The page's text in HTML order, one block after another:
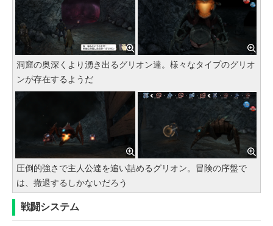
洞窟の奥深くより湧き出るグリオン達。様々なタイプのグリオ
ンが存在するようだ
圧倒的強さで主人公達を追い詰めるグリオン。冒険の序盤で
は、撤退するしかないだろう
戦闘システム